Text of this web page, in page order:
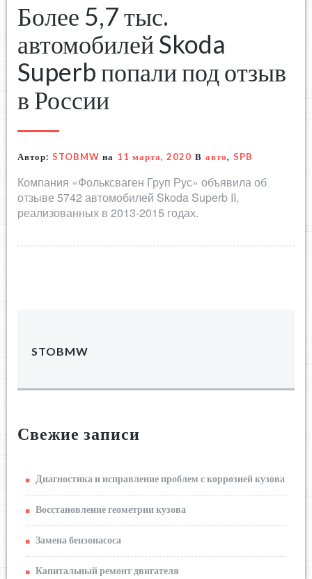
Более 5,7 тыс.
автомобилей Skoda
Superb попали под отзыв
в России
Автор: STOBMW на 11 марта, 2020 В авто, SPB
Компания «Фольксваген Груп Рус» объявила об
отзыве 5742 автомобилей Skoda Superb II,
реализованных в 2013-2015 годах.
STOBMW
Свежие записи
Диагностика и исправление проблем с коррозией кузова
Восстановление геометрии кузова
Замена бензонасоса
Капитальный ремонт двигателя